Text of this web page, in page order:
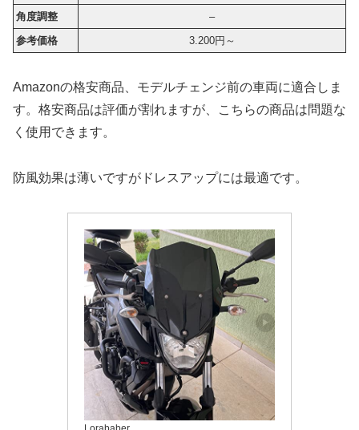
角度調整
–
参考価格
3.200円～
Amazonの格安商品、モデルチェンジ前の車両に適合しま
す。格安商品は評価が割れますが、こちらの商品は問題な
く使用できます。
防風効果は薄いですがドレスアップには最適です。